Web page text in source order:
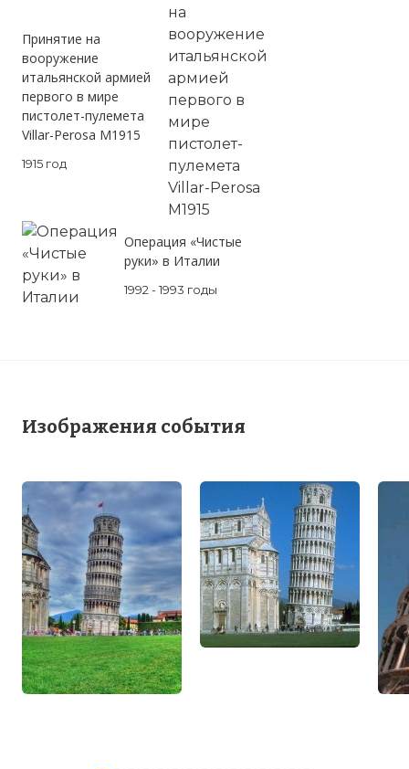
Принятие на
вооружение
итальянской армией
первого в мире
пистолет-пулемета
Villar-Perosa M1915
1915 год
Операция «Чистые
руки» в Италии
1992 - 1993 годы
Изображения события